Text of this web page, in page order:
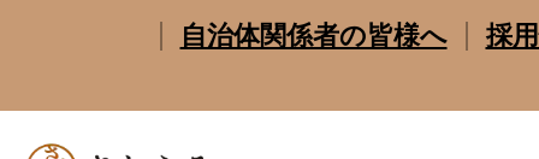
自治体関係者の皆様へ
採